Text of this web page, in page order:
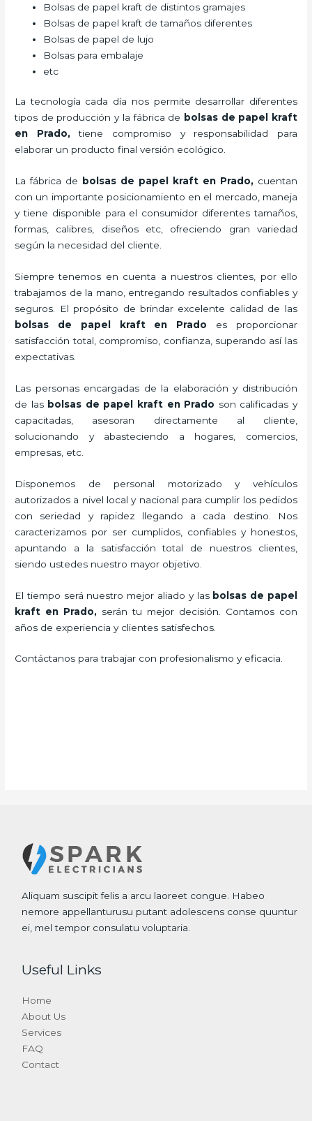
Bolsas de papel kraft de distintos gramajes
Bolsas de papel kraft de tamaños diferentes
Bolsas de papel de lujo
Bolsas para embalaje
etc
La tecnología cada día nos permite desarrollar diferentes
tipos de producción y la fábrica de bolsas de papel kraft
en Prado,tiene compromiso y responsabilidad para
elaborar un producto final versión ecológico.
La fábrica de bolsas de papel kraft en Prado, cuentan
con un importante posicionamiento en el mercado, maneja
y tiene disponible para el consumidor diferentes tamaños,
formas, calibres, diseños etc, ofreciendo gran variedad
según la necesidad del cliente.
Siempre tenemos en cuenta a nuestros clientes, por ello
trabajamos de la mano, entregando resultados confiables y
seguros. El propósito de brindar excelente calidad de las
bolsas de papel kraft en Prado es proporcionar
satisfacción total, compromiso, confianza, superando así las
expectativas.
Las personas encargadas de la elaboración y distribución
de las bolsas de papel kraft en Prado son calificadas y
capacitadas, asesoran directamente al cliente,
solucionando y abasteciendo a hogares, comercios,
empresas, etc.
Disponemos de personal motorizado y vehículos
autorizados a nivel local y nacional para cumplir los pedidos
con seriedad y rapidez llegando a cada destino. Nos
caracterizamos por ser cumplidos, confiables y honestos,
apuntando a la satisfacción total de nuestros clientes,
siendo ustedes nuestro mayor objetivo.
El tiempo será nuestro mejor aliado y las bolsas de papel
kraft en Prado, serán tu mejor decisión. Contamos con
años de experiencia y clientes satisfechos.
Contáctanos para trabajar con profesionalismo y eficacia.
Aliquam suscipit felis a arcu laoreet congue. Habeo
nemore appellanturusu putant adolescens conse quuntur
ei, mel tempor consulatu voluptaria.
Useful Links
Home
About Us
Services
FAQ
Contact